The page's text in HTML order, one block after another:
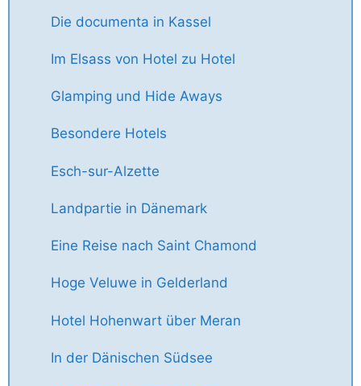
Die documenta in Kassel
Im Elsass von Hotel zu Hotel
Glamping und Hide Aways
Besondere Hotels
Esch-sur-Alzette
Landpartie in Dänemark
Eine Reise nach Saint Chamond
Hoge Veluwe in Gelderland
Hotel Hohenwart über Meran
In der Dänischen Südsee